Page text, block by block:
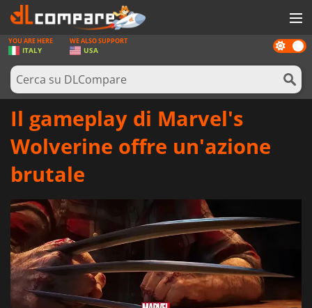
GIOCHI
PREPAGATE
SOFTWARE
REWARDS
ACCEDI O REGISTRATI
Dark
mode
YOU ARE HERE
ITALY
WE ALSO SUPPORT
USA
Il gameplay di Marvel's
Wolverine offre un'azione
brutale